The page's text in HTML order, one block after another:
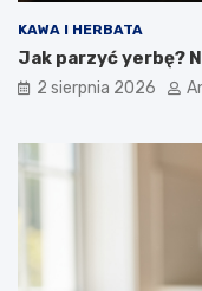
KAWA I HERBATA
Jak parzyć yerbę?
2 sierpnia 2026